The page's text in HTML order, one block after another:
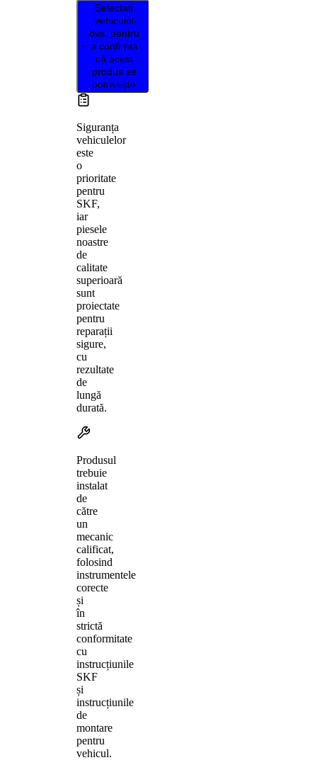
Selectați
vehiculul
dvs. pentru
a confirma
că acest
produs se
potrivește
Siguranța
vehiculelor
este
o
prioritate
pentru
SKF,
iar
piesele
noastre
de
calitate
superioară
sunt
proiectate
pentru
reparații
sigure,
cu
rezultate
de
lungă
durată.
Produsul
trebuie
instalat
de
către
un
mecanic
calificat,
folosind
instrumentele
corecte
și
în
strictă
conformitate
cu
instrucțiunile
SKF
și
instrucțiunile
de
montare
pentru
vehicul.